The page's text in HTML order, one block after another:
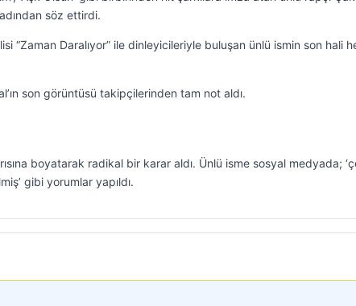
söz ettirdi.
“Zaman Daralıyor” ile dinleyicileriyle buluşan ünlü ismin son hali
son görüntüsü takipçilerinden tam not aldı.
boyatarak radikal bir karar aldı. Ünlü isme sosyal medyada;
gibi yorumlar yapıldı.